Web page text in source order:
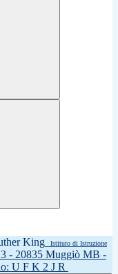
Istituto di Istruzione
- 20835 Muggiò MB -
U F K 2 J R